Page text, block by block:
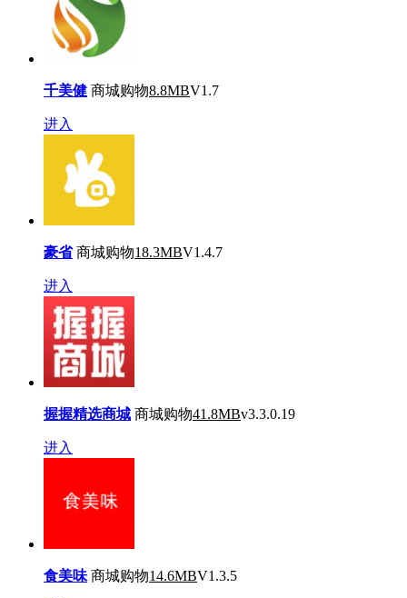
千美健 商城购物8.8MBV1.7
进入
豪省 商城购物18.3MBV1.4.7
进入
握握精选商城 商城购物41.8MBv3.3.0.19
进入
食美味 商城购物14.6MBV1.3.5